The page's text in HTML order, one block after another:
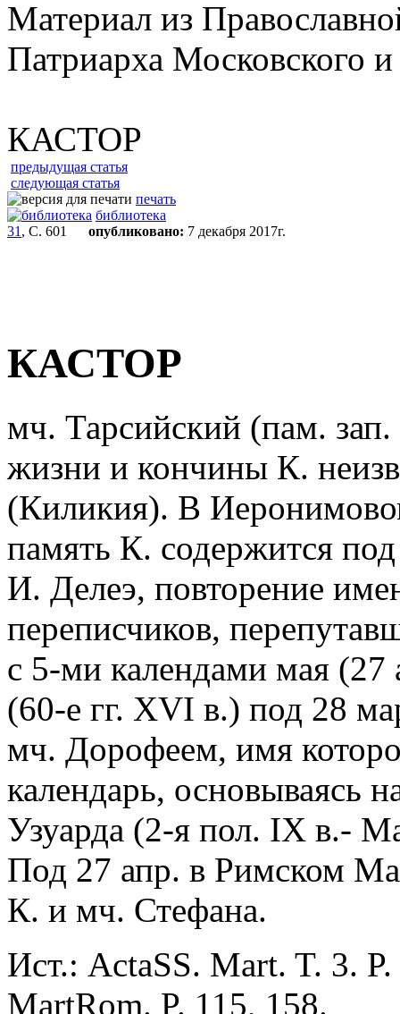
Материал из
Патриарха Московского
КАСТОР
предыдущая статья
следующая статья
печать
библиотека
31 , С. 601 опубликовано: 7 декабря 2017г.
КАСТОР
мч. Тарсийский (пам.
жизни и кончины К.
(Киликия). В
память К. содержится
И. Делеэ, повторение
переписчиков,
с 5-ми календами мая
(60-е гг. XVI в.) под 28
мч. Дорофеем, имя
календарь, основываясь
Узуарда (2-я пол. IX в.-
Под 27 апр. в Римском
К. и мч. Стефана.
Ист.: ActaSS. Mart. T. 3.
MartRom. P. 115, 158.